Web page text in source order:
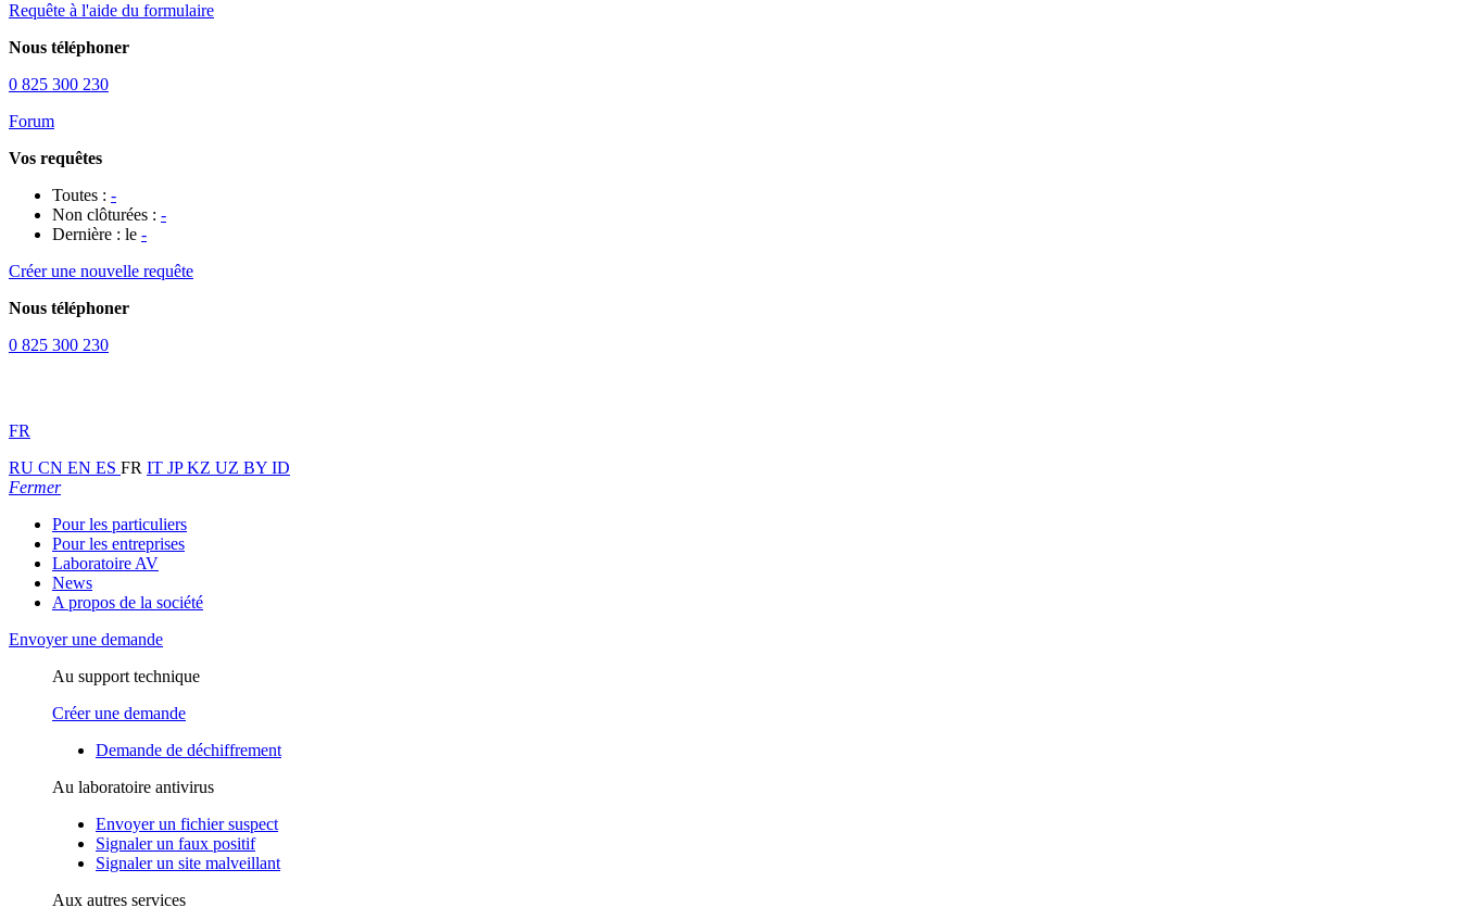
Requête à l'aide du formulaire
Nous téléphoner
0 825 300 230
Forum
Vos requêtes
Toutes : -
Non clôturées : -
Dernière : le -
Créer une nouvelle requête
Nous téléphoner
0 825 300 230
FR
RU CN EN ES FR IT JPKZ UZ BY ID
Fermer
Pour les particuliers
Pour les entreprises
Laboratoire AV
News
A propos de la société
Envoyer une demande
Au support technique
Créer une demande
Demande de déchiffrement
Au laboratoire antivirus
Envoyer un fichier suspect
Signaler un faux positif
Signaler un site malveillant
Aux autres services